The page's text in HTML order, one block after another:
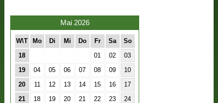
Mai 2026
W\T Mo Di Mi Do Fr Sa So
18 01 02 03
19 04 05 06 07 08 09 10
20 11 12 13 14 15 16 17
21 18 19 20 21 22 23 24